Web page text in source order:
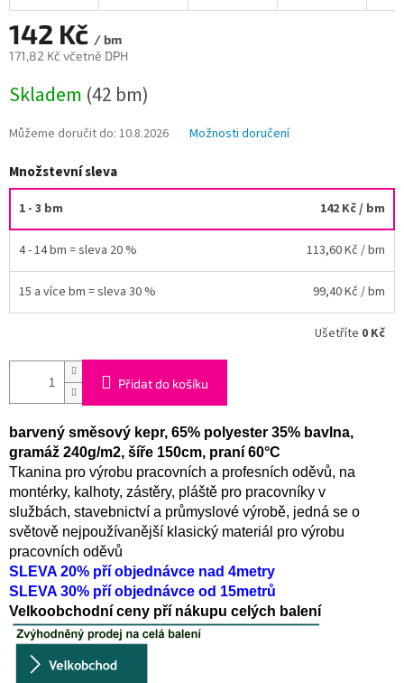
142 Kč / bm
171,82 Kč včetně DPH
cena:
Skladem (42 bm)
Můžeme doručit do: 10.8.2026 Možnosti doručení
Množstevní sleva
1 - 3 bm 142 Kč/ bm
4 - 14 bm = sleva 20 % 113,60 Kč / bm
15 a více bm = sleva 30 % 99,40 Kč / bm
Ušetříte 0 Kč
Přidat do košíku
barvený směsový kepr, 65% polyester 35% bavlna,
gramáž 240g/m2, šíře 150cm, praní 60°C
Tkanina pro výrobu pracovních a profesních oděvů, na
montérky, kalhoty, zástěry, pláště pro pracovníky v
službách, stavebnictví a průmyslové výrobě, jedná se o
světově nejpoužívanější klasický materiál pro výrobu
pracovních oděvů
SLEVA 20% pří objednávce nad 4metry
SLEVA 30% pří objednávce od 15metrů
Velkoobchodní ceny pří nákupu celých balení